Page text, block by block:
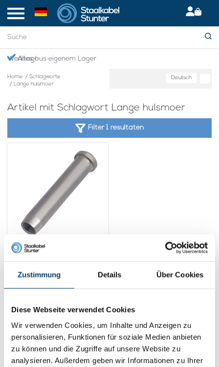
Zustimmung Details Über Cookies
Diese Webseite verwendet Cookies
Wir verwenden Cookies, um Inhalte und Anzeigen zu
personalisieren, Funktionen für soziale Medien anbieten
zu können und die Zugriffe auf unsere Website zu
analysieren. Außerdem geben wir Informationen zu Ihrer
Werktag!
Alles aus eigenem Lager
Home / Schlagworte
/ Lange hulsmoer
Deutsch
Artikel mit Schlagwort Lange hulsmoer
Filter 1 resultaten
Endhülse Mit
Rechts
3,95
Auf Lager
Kontakt